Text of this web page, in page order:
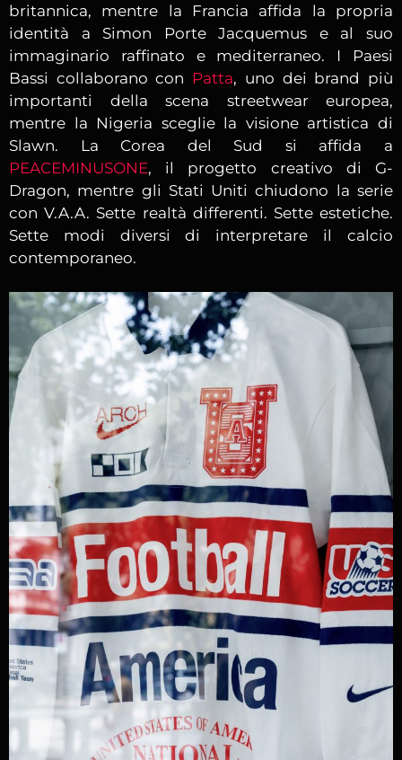
britannica, mentre la Francia affida la propria
identità a Simon Porte Jacquemus e al suo
immaginario raffinato e mediterraneo. I Paesi
Bassi collaborano con Patta, uno dei brand più
importanti della scena streetwear europea,
mentre la Nigeria sceglie la visione artistica di
Slawn. La Corea del Sud si affida a
PEACEMINUSONE, il progetto creativo di G-
Dragon, mentre gli Stati Uniti chiudono la serie
con V.A.A. Sette realtà differenti. Sette estetiche.
Sette modi diversi di interpretare il calcio
contemporaneo.